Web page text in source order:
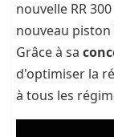
nouvelle RR
nouveau piston
Grâce à sa
d'optimiser la
à tous les